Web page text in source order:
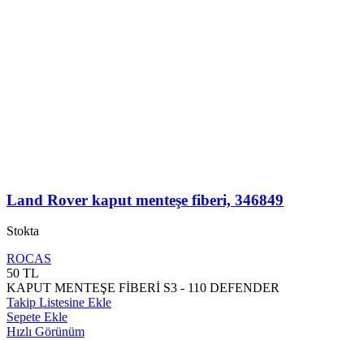
Land Rover kaput menteşe fiberi, 346849
Stokta
ROCAS
50 TL
KAPUT MENTEŞE FİBERİ S3 - 110 DEFENDER
Takip Listesine Ekle
Sepete Ekle
Hızlı Görünüm